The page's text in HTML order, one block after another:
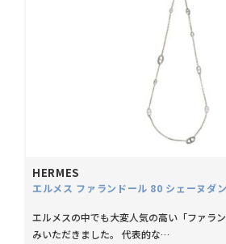
HERMES
エルメスの中でも大変人気の高い「ファラ
みいただきました。 代表的な…